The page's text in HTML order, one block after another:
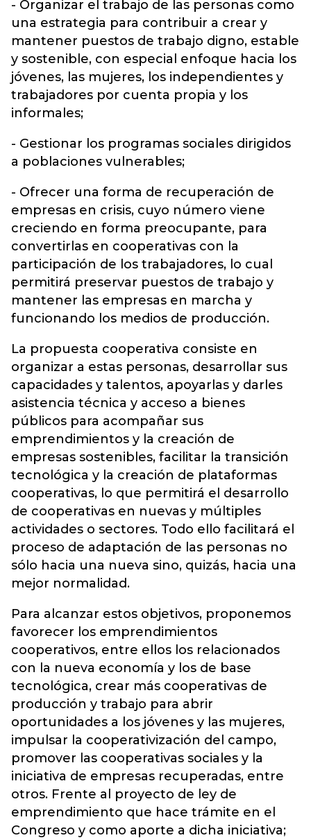
- Organizar el trabajo de las personas como
una estrategia para contribuir a crear y
mantener puestos de trabajo digno, estable
y sostenible, con especial enfoque hacia los
jóvenes, las mujeres, los independientes y
trabajadores por cuenta propia y los
informales;
- Gestionar los programas sociales dirigidos
a poblaciones vulnerables;
- Ofrecer una forma de recuperación de
empresas en crisis, cuyo número viene
creciendo en forma preocupante, para
convertirlas en cooperativas con la
participación de los trabajadores, lo cual
permitirá preservar puestos de trabajo y
mantener las empresas en marcha y
funcionando los medios de producción.
La propuesta cooperativa consiste en
organizar a estas personas, desarrollar sus
capacidades y talentos, apoyarlas y darles
asistencia técnica y acceso a bienes
públicos para acompañar sus
emprendimientos y la creación de
empresas sostenibles, facilitar la transición
tecnológica y la creación de plataformas
cooperativas, lo que permitirá el desarrollo
de cooperativas en nuevas y múltiples
actividades o sectores. Todo ello facilitará el
proceso de adaptación de las personas no
sólo hacia una nueva sino, quizás, hacia una
mejor normalidad.
Para alcanzar estos objetivos, proponemos
favorecer los emprendimientos
cooperativos, entre ellos los relacionados
con la nueva economía y los de base
tecnológica, crear más cooperativas de
producción y trabajo para abrir
oportunidades a los jóvenes y las mujeres,
impulsar la cooperativización del campo,
promover las cooperativas sociales y la
iniciativa de empresas recuperadas, entre
otros. Frente al proyecto de ley de
emprendimiento que hace trámite en el
Congreso y como aporte a dicha iniciativa;